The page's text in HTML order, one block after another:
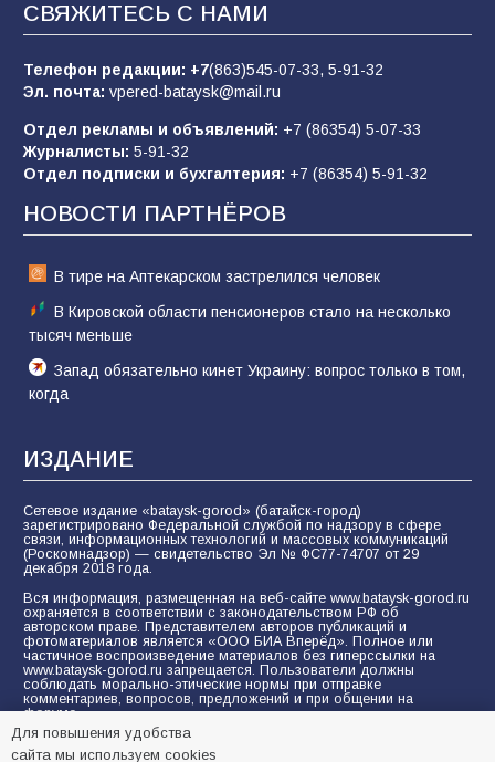
«Слухами Москву не возьмёшь»: почему
заявления Киева о мобилизации — это
отчаяние, а не разведка
81 02.08.2026
Морской квест в детском саду: как
воспитанники спасали Нептуна
74 01.08.2026
СВЯЖИТЕСЬ С НАМИ
Телефон редакции: +7(863)545-07-33, 5-91-32
Эл. почта: vpered-bataysk@mail.ru
Отдел рекламы и объявлений: +7 (86354) 5-07-33
Журналисты: 5-91-32
Отдел подписки и бухгалтерия: +7 (86354) 5-91-32
НОВОСТИ ПАРТНЁРОВ
В тире на Аптекарском застрелился человек
В Кировской области пенсионеров стало на несколько
тысяч меньше
Запад обязательно кинет Украину: вопрос только в том,
когда
ИЗДАНИЕ
Сетевое издание «bataysk-gorod» (батайск-город)
зарегистрировано Федеральной службой по надзору в сфере
связи, информационных технологий и массовых коммуникаций
(Роскомнадзор) — свидетельство Эл № ФС77-74707 от 29
декабря 2018 года.
Вся информация, размещенная на веб-сайте www.bataysk-gorod.ru
охраняется в соответствии с законодательством РФ об
авторском праве. Представителем авторов публикаций и
фотоматериалов является «ООО БИА Вперёд». Полное или
частичное воспроизведение материалов без гиперссылки на
www.bataysk-gorod.ru запрещается. Пользователи должны
соблюдать морально-этические нормы при отправке
комментариев, вопросов, предложений и при общении на
форуме.
Политика конфиденциальности и защиты информации
Для повышения удобства
сайта мы используем cookies